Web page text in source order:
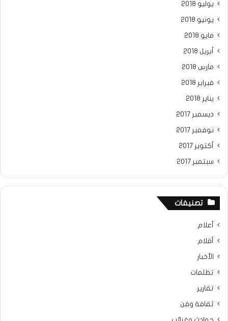
يوليو 2018
يونيو 2018
مايو 2018
أبريل 2018
مارس 2018
فبراير 2018
يناير 2018
ديسمبر 2017
نوفمبر 2017
أكتوبر 2017
سبتمبر 2017
تصنيفات
أعلام
أقلام
الأخبار
تظلمات
تقارير
ثقافة وفن